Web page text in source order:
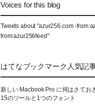
Voices for this blog
Tweets about "azur256.com -
from:azur256feed"
はてなブックマーク人気記
新しい Macbook Pro に何はさてお
15のツールと1つのフォント